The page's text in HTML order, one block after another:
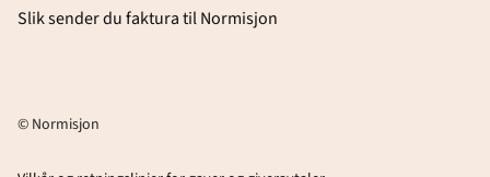
Slik sender du faktura til Normisjon
© Normisjon